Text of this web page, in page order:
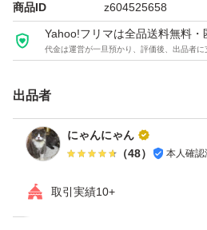
商品ID z604525658
Yahoo!フリマは全品送料無料・
代金は運営が一旦預かり、評価後、出品者に
出品者
にゃんにゃん
（48） 本人確認
取引実績10+